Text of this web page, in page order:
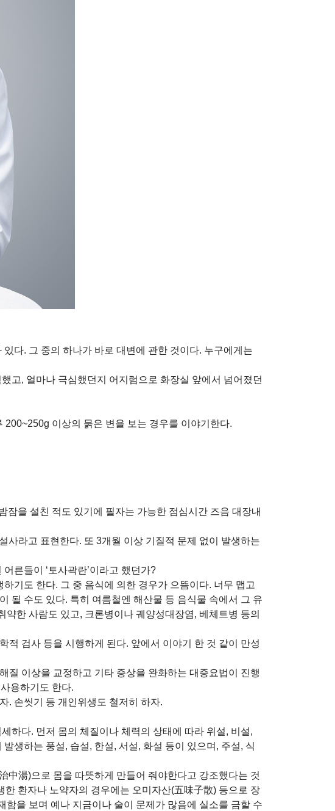
다. 그 중의 하나가 바로 대변에 관한 것이다. 누구에게는
고, 얼마나 극심했던지 어지럼으로 화장실 앞에서 넘어졌던
이상의 묽은 변을 보는 경우를 이야기한다.
을 설친 적도 있기에 필자는 가능한 점심시간 즈음 대장내
사라고 표현한다. 또 3개월 이상 기질적 문제 없이 발생하는
른들이 ‘토사곽란’이라고 했던가?
기도 한다. 그 중 음식에 의한 경우가 으뜸이다. 너무 맵고
될 수도 있다. 특히 여름철엔 해산물 등 음식물 속에서 그 유
한 사람도 있고, 크론병이나 궤양성대장염, 베체트병 등의
적 검사 등을 시행하게 된다. 앞에서 이야기 한 것 같이 만성
질 이상을 교정하고 기타 증상을 완화하는 대증요법이 진행
용하기도 한다.
. 손씻기 등 개인위생도 철저히 하자.
하다. 먼저 몸의 체질이나 체력의 상태에 따라 위설, 비설,
생하는 풍설, 습설, 한설, 서설, 화설 등이 있으며, 주설, 식
中湯)으로 몸을 따뜻하게 만들어 줘야한다고 강조했다는 것
환자나 노약자의 경우에는 오미자산(五味子散) 등으로 장
을 보며 예나 지금이나 술이 문제가 많음에 실소를 금할 수